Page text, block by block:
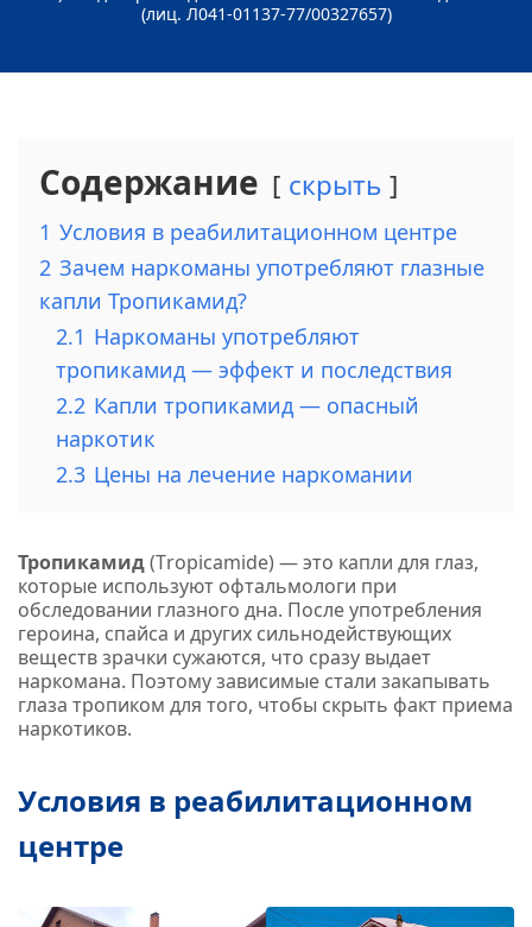
(лиц. Л041-01137-77/00327657)
Содержание скрыть
1 Условия в реабилитационном центре
2 Зачем наркоманы употребляют глазные
капли Тропикамид?
2.1 Наркоманы употребляют
тропикамид — эффект и последствия
2.2 Капли тропикамид — опасный
наркотик
2.3 Цены на лечение наркомании
Тропикамид(Тropicamide) — это капли для глаз,
которые используют офтальмологи при
обследовании глазного дна. После употребления
героина, спайса и других сильнодействующих
веществ зрачки сужаются, что сразу выдает
наркомана. Поэтому зависимые стали закапывать
глаза тропиком для того, чтобы скрыть факт приема
наркотиков.
Условия в реабилитационном
центре